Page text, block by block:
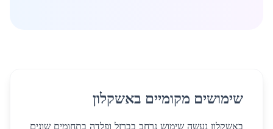
שימושים מקומיים באשקלון
באשקלון נעשה שימוש נרחב בברזל ופלדה בתחומים שונים